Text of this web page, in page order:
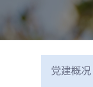
党建概况